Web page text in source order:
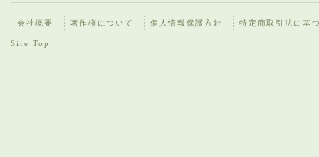
会社概要 著作権について 個人情報保護方針 特定商取引法に基
Site Top